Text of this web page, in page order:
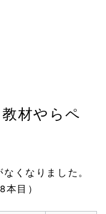
材やらペ
くなりました。
目）